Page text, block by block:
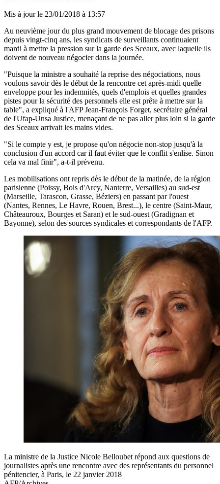
Mis à jour le 23/01/2018 à 13:57
Au neuvième jour du plus grand mouvement de blocage des prisons
depuis vingt-cinq ans, les syndicats de surveillants continuaient
mardi à mettre la pression sur la garde des Sceaux, avec laquelle ils
doivent de nouveau négocier dans la journée.
"Puisque la ministre a souhaité la reprise des négociations, nous
voulons savoir dès le début de la rencontre cet après-midi quelle
enveloppe pour les indemnités, quels d'emplois et quelles grandes
pistes pour la sécurité des personnels elle est prête à mettre sur la
table", a expliqué à l'AFP Jean-François Forget, secrétaire général
de l'Ufap-Unsa Justice, menaçant de ne pas aller plus loin si la garde
des Sceaux arrivait les mains vides.
"Si le compte y est, je propose qu'on négocie non-stop jusqu'à la
conclusion d'un accord car il faut éviter que le conflit s'enlise. Sinon
cela va mal finir", a-t-il prévenu.
Les mobilisations ont repris dès le début de la matinée, de la région
parisienne (Poissy, Bois d'Arcy, Nanterre, Versailles) au sud-est
(Marseille, Tarascon, Grasse, Béziers) en passant par l'ouest
(Nantes, Rennes, Le Havre, Rouen, Brest...), le centre (Saint-Maur,
Châteauroux, Bourges et Saran) et le sud-ouest (Gradignan et
Bayonne), selon des sources syndicales et correspondants de l'AFP.
La ministre de la Justice Nicole Belloubet répond aux questions de
journalistes après une rencontre avec des représentants du personnel
pénitencier, à Paris, le 22 janvier 2018